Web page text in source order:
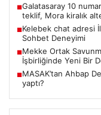
■Galatasaray 10
teklif, Mora kiralık
■Kelebek chat adresi
Sohbet Deneyimi
■Mekke Ortak
İşbirliğinde Yeni Bir
■MASAK’tan Ahbap
yaptı?